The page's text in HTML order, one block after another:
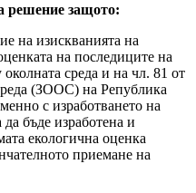
решение защото:
на изискванията на
на последиците на
среда и на чл. 81 от
(ЗООС) на Република
с изработването на
да бъде изработена и
екологична оценка
приемане на